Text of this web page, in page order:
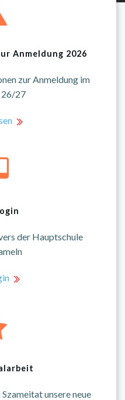
Anmeldung 2026
zur Anmeldung im
26/27
der Hauptschule
unsere neue